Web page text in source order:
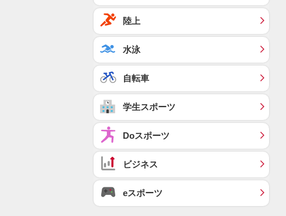
陸上
水泳
自転車
学生スポーツ
Doスポーツ
ビジネス
eスポーツ